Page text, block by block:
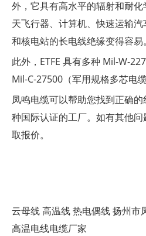
外，它具有高水平的辐射和耐
天飞行器、计算机、快速运输
和核电站的长电线绝缘变得容易。
此外，ETFE 具有多种 Mil-W-
Mil-C-27500（军用规格多芯电缆
凤鸣电缆可以帮助您找到正确
种国际认证的工厂。如有其他
取报价。
云母线高温线热电偶线扬州市
高温电线电缆厂家